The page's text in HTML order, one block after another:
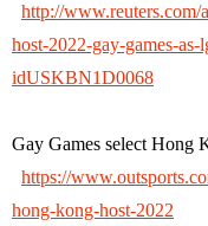
http://www.reuters.com/
host-2022-gay-games-
idUSKBN1D0068
Gay Games select Hong
https://
hong-kong-host-2022